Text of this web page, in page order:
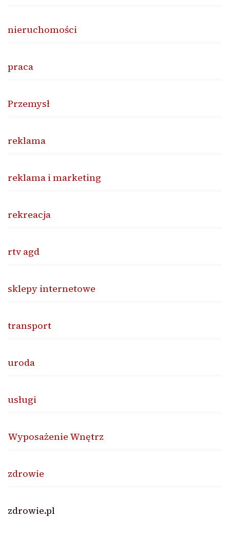
nieruchomości
praca
Przemysł
reklama
reklama i marketing
rekreacja
rtv agd
sklepy internetowe
transport
uroda
usługi
Wyposażenie Wnętrz
zdrowie
zdrowie.pl